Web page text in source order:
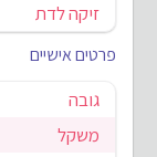
זיקה לדת
פרטים אישיים
גובה
משקל